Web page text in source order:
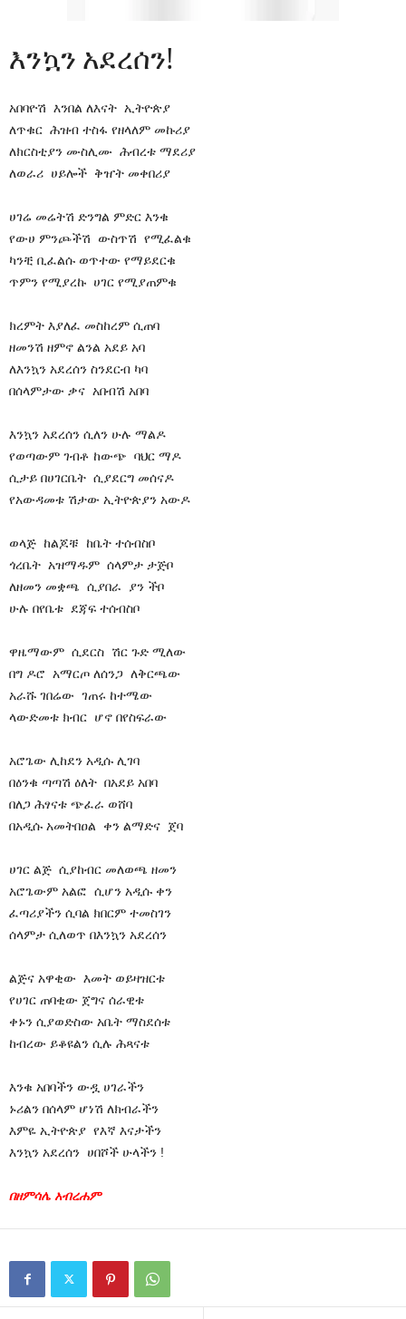
እንኳን አደረሰን!
አበባዮሽ እንበል ለእናት ኢትዮጵያ
ለጥቁር ሕዝብ ተስፋ የዘላለም መኩሪያ
ለክርስቲያን ሙስሊሙ ሕብረቱ ማደሪያ
ለወራሪ ሀይሎች ቅዠት መቀበሪያ
ሀገሬ መሬትሽ ድንግል ምድር እንቁ
የውሀ ምንጮችሽ ውስጥሽ የሚፈልቁ
ካንቺ ቢፈልሱ ወጥተው የማይደርቁ
ጥምን የሚያረኩ ሀገር የሚያጠምቁ
ክረምት እያለፈ መስከረም ሲጠባ
ዘመንሽ ዘምኖ ልንል አደይ አባ
ለእንኳን አደረሰን ስንደርብ ካባ
በሰላምታው ቃና አበብሽ አበባ
እንኳን አደረሰን ሲለን ሁሉ ማልዶ
የወጣውም ገብቶ ከውጭ ባህር ማዶ
ሲታይ በሀገርቤት ሲያደርግ መሰናዶ
የአውዳመቱ ሽታው ኢትዮጵያን አውዶ
ወላጅ ከልጆቹ ከቤት ተሰብስቦ
ጎረቤት አዝማዱም ሰላምታ ታጅቦ
ለዘመን መቋጫ ሲያበራ ያን ችቦ
ሁሉ በየቤቱ ደጃፍ ተሰብስቦ
ዋዜማውም ሲደርስ ሽር ጉድ ሚለው
በግ ዶሮ አማርጦ ለሰንጋ ለቅርጫው
አራሹ ገበሬው ገጠሩ ከተሜው
ላውድመቱ ክብር ሆኖ በየስፍራው
አሮጌው ሊከደን አዲሱ ሊገባ
በዕንቁ ጣጣሽ ዕለት በአደይ አበባ
በለጋ ሕፃናቱ ጭፈራ ወሸባ
በአዲሱ አመትበዐል ቀን ልማድና ጀባ
ሀገር ልጅ ሲያከብር መለወጫ ዘመን
አሮጌውም አልፎ ሲሆን አዲሱ ቀን
ፈጣሪያችን ሲባል ክበርም ተመስገን
ሰላምታ ሲለወጥ በእንኳን አደረሰን
ልጅና አዋቂው እመት ወይዛዝርቱ
የሀገር ጠባቂው ጀግና ሰራዊቱ
ቀኑን ሲያወድስው አቤት ማስደሰቱ
ከብረው ይቆዩልን ሲሉ ሕጻናቱ
እንቁ አበባችን ውዷ ሀገራችን
ኑሪልን በሰላም ሆነሽ ለክብራችን
እምዬ ኢትዮጵያ የእኛ እናታችን
እንኳን አደረሰን ሀበሾች ሁላችን !
በዘምሳሌ አብረሐም